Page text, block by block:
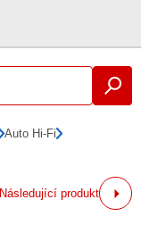
Auto Hi-Fi
Následující produkt